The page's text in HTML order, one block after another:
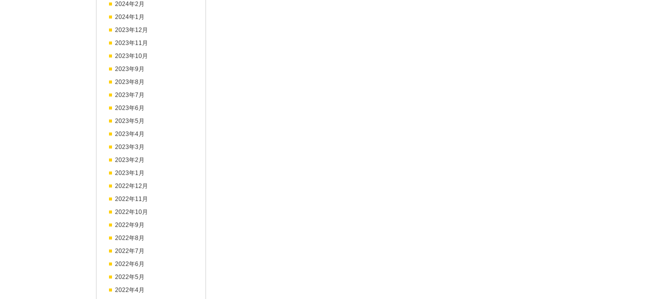
2024年2月
2024年1月
2023年12月
2023年11月
2023年10月
2023年9月
2023年8月
2023年7月
2023年6月
2023年5月
2023年4月
2023年3月
2023年2月
2023年1月
2022年12月
2022年11月
2022年10月
2022年9月
2022年8月
2022年7月
2022年6月
2022年5月
2022年4月